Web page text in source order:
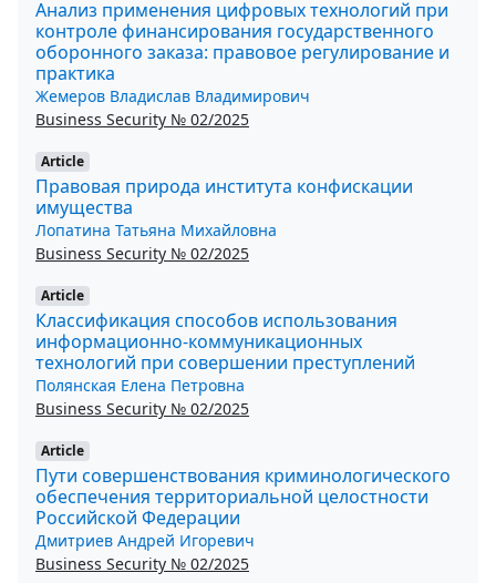
Анализ применения цифровых технологий при
контроле финансирования государственного
оборонного заказа: правовое регулирование и
практика
Жемеров Владислав Владимирович
Business Security № 02/2025
Article
Правовая природа института конфискации
имущества
Лопатина Татьяна Михайловна
Business Security № 02/2025
Article
Классификация способов использования
информационно-коммуникационных
технологий при совершении преступлений
Полянская Елена Петровна
Business Security № 02/2025
Article
Пути совершенствования криминологического
обеспечения территориальной целостности
Российской Федерации
Дмитриев Андрей Игоревич
Business Security № 02/2025